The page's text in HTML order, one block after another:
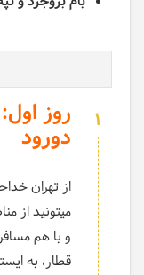
1 روز
دورود
از تهران
میتونید از
و با هم
قطار، به